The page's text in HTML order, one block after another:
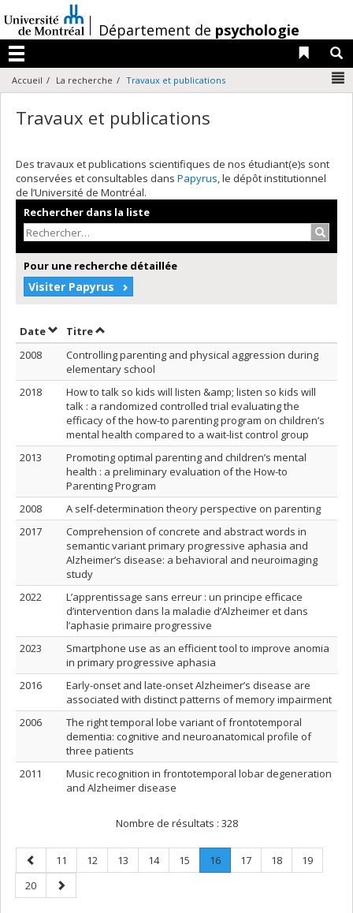
au
contenu
/Département de psychologie
Menu
Liens
Accueil La recherche Travaux et publications
Travaux et publications
Des travaux et publications scientifiques de nos étudiant(e)s sont
conservées et consultables dans Papyrus, le dépôt institutionnel
de l’Université de Montréal.
Rechercher dans la liste
Pour une recherche détaillée
Visiter Papyrus
DateTrier par date en ordre décroissant
TitreTrier par titre en ordre décroissant
2008
Controlling parenting and physical aggression during
elementary school
2018
How to talk so kids will listen &amp; listen so kids will
talk : a randomized controlled trial evaluating the
efficacy of the how-to parenting program on children’s
mental health compared to a wait-list control group
2013
Promoting optimal parenting and children’s mental
health : a preliminary evaluation of the How-to
Parenting Program
2008
A self-determination theory perspective on parenting
2017
Comprehension of concrete and abstract words in
semantic variant primary progressive aphasia and
Alzheimer’s disease: a behavioral and neuroimaging
study
2022
L’apprentissage sans erreur : un principe efficace
d’intervention dans la maladie d’Alzheimer et dans
l’aphasie primaire progressive
2023
Smartphone use as an efficient tool to improve anomia
in primary progressive aphasia
2016
Early-onset and late-onset Alzheimer’s disease are
associated with distinct patterns of memory impairment
2006
The right temporal lobe variant of frontotemporal
dementia: cognitive and neuroanatomical profile of
three patients
2011
Music recognition in frontotemporal lobar degeneration
and Alzheimer disease
Nombre de résultats : 328
Page
précédente
Page
11 Page
12 Page
13 Page
14 Page
15 Page
16.
Page
Page
17 Page
18 Page
19
Page
20
Page
suivante